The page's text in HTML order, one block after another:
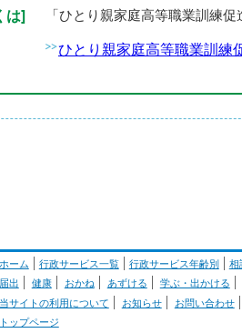
は] 「ひとり親家庭高等職業訓練
ひとり親家庭高等職業訓練
ホーム 行政サービス一覧 行政サービス年齢別 相
届出 健康 おかね あずける 学ぶ・出かける
当サイトの利用について お知らせ お問い合わせ
トップページ